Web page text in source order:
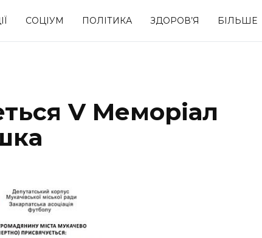
СОЦІУМ ПОЛІТИКА ЗДОРОВ’Я БІЛЬШЕ
Спорт
V Меморіал